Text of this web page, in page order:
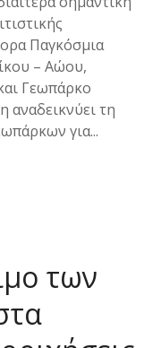
Παγκόσμια
– Αώου,
Γεωπάρκο
τη
για...
των